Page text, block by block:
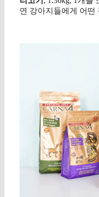
연 강아지들에게 어떤